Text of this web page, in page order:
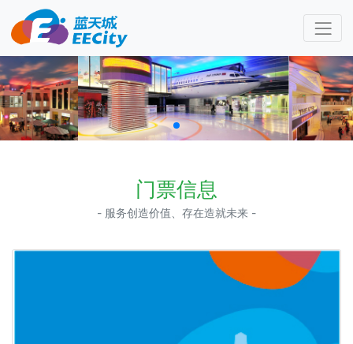
门票信息
- 服务创造价值、存在造就未来 -